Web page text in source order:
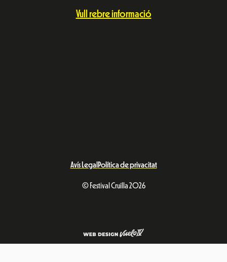
Vull rebre informació
Avís Legal Política de privacitat
© Festival Cruïlla 2026